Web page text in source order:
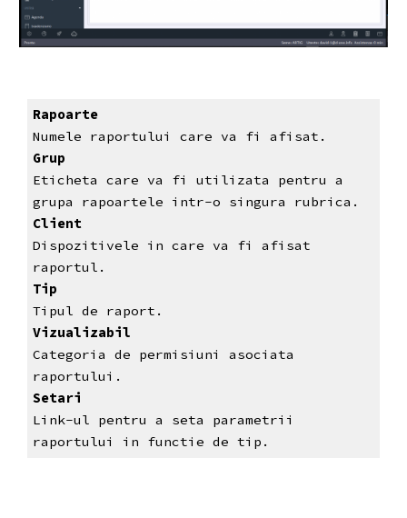
Rapoarte
Numele raportului care va fi afisat.
Grup
Eticheta care va fi utilizata pentru a
grupa rapoartele intr-o singura rubrica.
Client
Dispozitivele in care va fi afisat
raportul.
Tip
Tipul de raport.
Vizualizabil
Categoria de permisiuni asociata
raportului.
Setari
Link-ul pentru a seta parametrii
raportului in functie de tip.